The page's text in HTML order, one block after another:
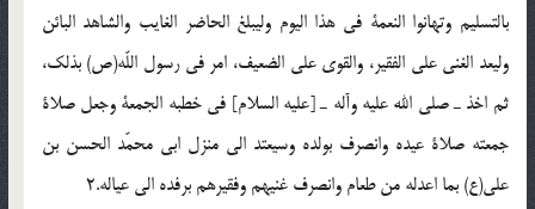
بالتسليم وتهانوا النعمة فى هذا اليوم وليبلغ الحاضر الغايب والشاهد البائن
وليعد الغنى على الفقير، والقوى على الضعيف، امر فى رسول اللّه(ص) بذلك،
ثم اخذ ـ صلى الله عليه وآله ـ [عليه السلام] فى خطبه الجمعة وجعل صلاة
جمعته صلاة عيده وانصرف بولده وسيعتد الى منزل ابى محمّد الحسن بن
على(ع) بما اعدله من طعام وانصرف غنيهم وفقيرهم برفده الى عياله.2